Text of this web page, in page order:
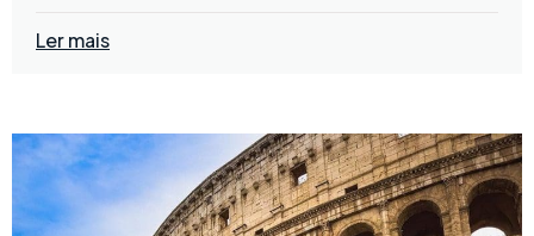
Ler mais